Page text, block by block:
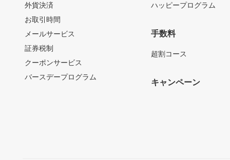
外貨決済
お取引時間
メールサービス
証券税制
クーポンサービス
バースデープログラム
ハッピープログラム
手数料
超割コース
キャンペーン